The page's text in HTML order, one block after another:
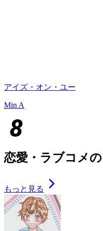
アイズ・オン・ユー
Min A
恋愛・ラブコメ
もっと見る